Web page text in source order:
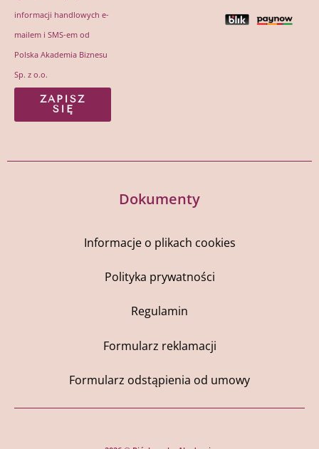
informacji handlowych e-
mailem i SMS-em od
Polska Akademia Biznesu
Sp. z o.o.
ZAPISZ
SIĘ
Dokumenty
Informacje o plikach cookies
Polityka prywatności
Regulamin
Formularz reklamacji
Formularz odstąpienia od umowy